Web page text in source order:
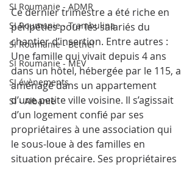
SI Roumanie - ADMR
SI Roumanie - Trambulina
SI Roumanie - Bethel
SI Roumanie - MEV
SI évènements
SI - Albanie
Ce dernier trimestre a été riche en
péripéties pour les salariés du
chantier d’insertion. Entre autres :
Une famille qui vivait depuis 4 ans
dans un hôtel, hébergée par le 115, a
aménagé dans un appartement
d’une petite ville voisine. Il s’agissait
d’un logement confié par ses
propriétaires à une association qui
le sous-loue à des familles en
situation précaire. Ses propriétaires